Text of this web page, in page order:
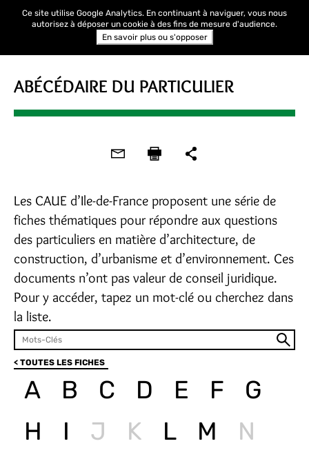
ABÉCÉDAIRE DU PARTICULIER
Les CAUE d’Ile-de-France proposent une série de
fiches thématiques pour répondre aux questions
des particuliers en matière d’architecture, de
construction, d’urbanisme et d’environnement. Ces
documents n’ont pas valeur de conseil juridique.
Pour y accéder, tapez un mot-clé ou cherchez dans
la liste.
< TOUTES LES FICHES
A B C D E F
G
H
I J K L M
N
Ce site utilise Google Analytics. En continuant à naviguer, vous nous
autorisez à déposer un cookie à des fins de mesure d'audience.
En savoir plus ou s'opposer